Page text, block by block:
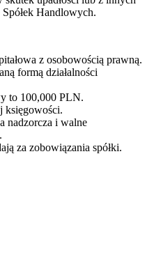
Handlowych.
z osobowością prawną.
formą działalności
to 100,000 PLN.
księgowości.
nadzorcza i walne
za zobowiązania spółki.